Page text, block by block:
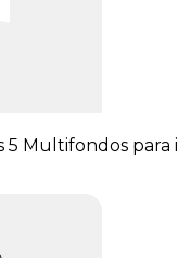
5 Multifondos